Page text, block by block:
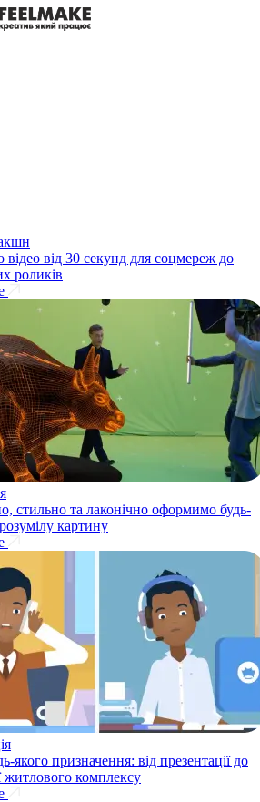
від 30 секунд для соцмереж до
роликів
стильно та лаконічно оформимо будь-
картину
якого призначення: від презентації до
житлового комплексу